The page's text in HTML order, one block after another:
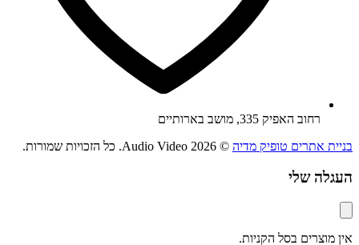
רחוב האפיק 335, מושב בארותיים
בניית אתרים טופיק מדיה © 2026 Audio Video. כל הזכויות שמורות.
העגלה שלי
אין מוצרים בסל הקניות.